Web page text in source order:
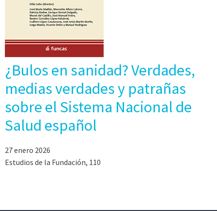
¿Bulos en sanidad? Verdades,
medias verdades y patrañas
sobre el Sistema Nacional de
Salud español
27 enero 2026
Estudios de la Fundación, 110